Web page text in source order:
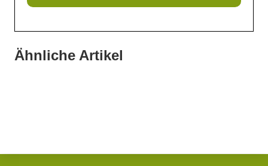
Ähnliche Artikel
20. Juli 2026